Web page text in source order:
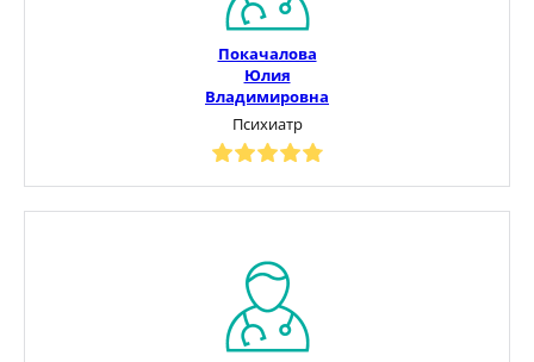
Покачалова
Юлия
Владимировна
Психиатр